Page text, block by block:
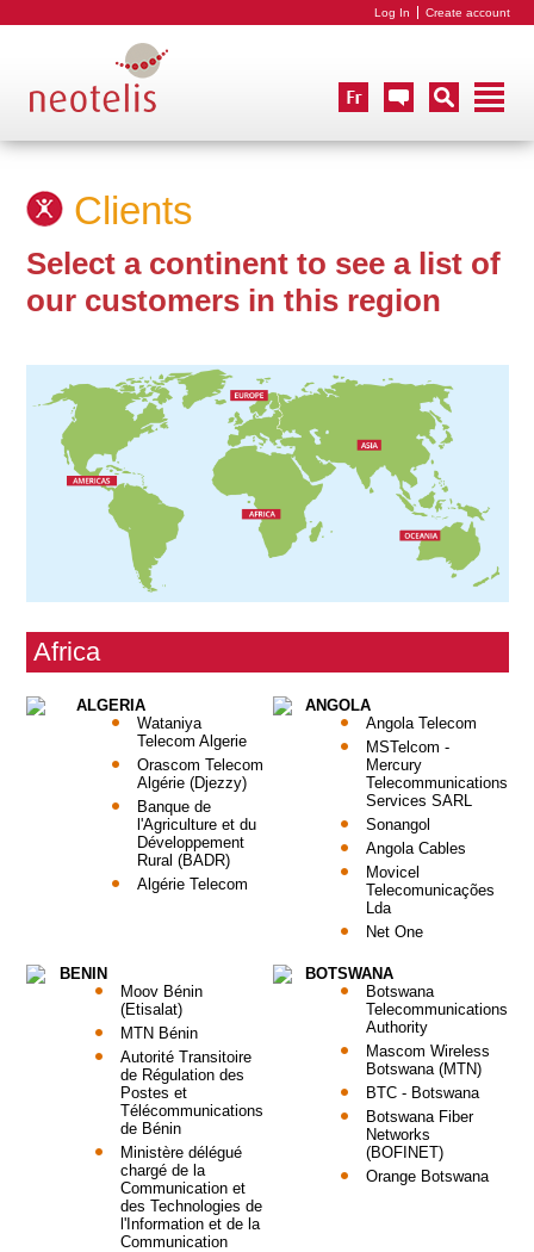
Log In Create account
Clients
Select a continent to see a list of
our customers in this region
Africa
ALGERIA
Wataniya
Telecom Algerie
Orascom Telecom
Algérie (Djezzy)
Banque de
l'Agriculture et du
Développement
Rural (BADR)
Algérie Telecom
ANGOLA
Angola Telecom
MSTelcom -
Mercury
Telecommunications
Services SARL
Sonangol
Angola Cables
Movicel
Telecomunicações
Lda
Net One
BENIN
Moov Bénin
(Etisalat)
MTN Bénin
Autorité Transitoire
de Régulation des
Postes et
Télécommunications
de Bénin
Ministère délégué
chargé de la
Communication et
des Technologies de
l'Information et de la
Communication
BOTSWANA
Botswana
Telecommunications
Authority
Mascom Wireless
Botswana (MTN)
BTC - Botswana
Botswana Fiber
Networks
(BOFINET)
Orange Botswana